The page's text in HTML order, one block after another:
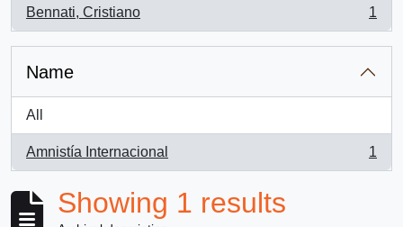
Bennati, Cristiano
, 1 results
1
Name
All
Amnistía Internacional
, 1 results
1
Showing 1 results